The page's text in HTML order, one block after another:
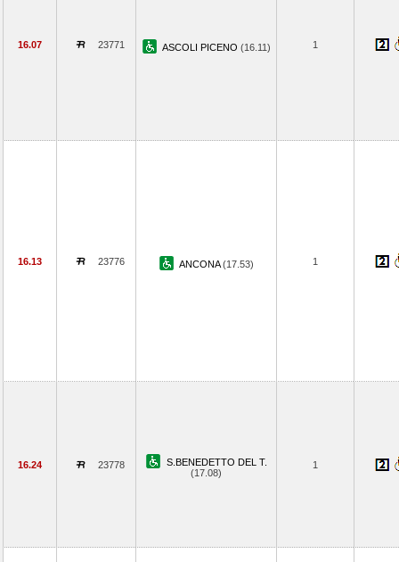
16.07 23771 ASCOLI PICENO (16.11) 1
16.13 23776 ANCONA(17.53) 1
16.24 23778
S.BENEDETTO DEL T.
(17.08)
1